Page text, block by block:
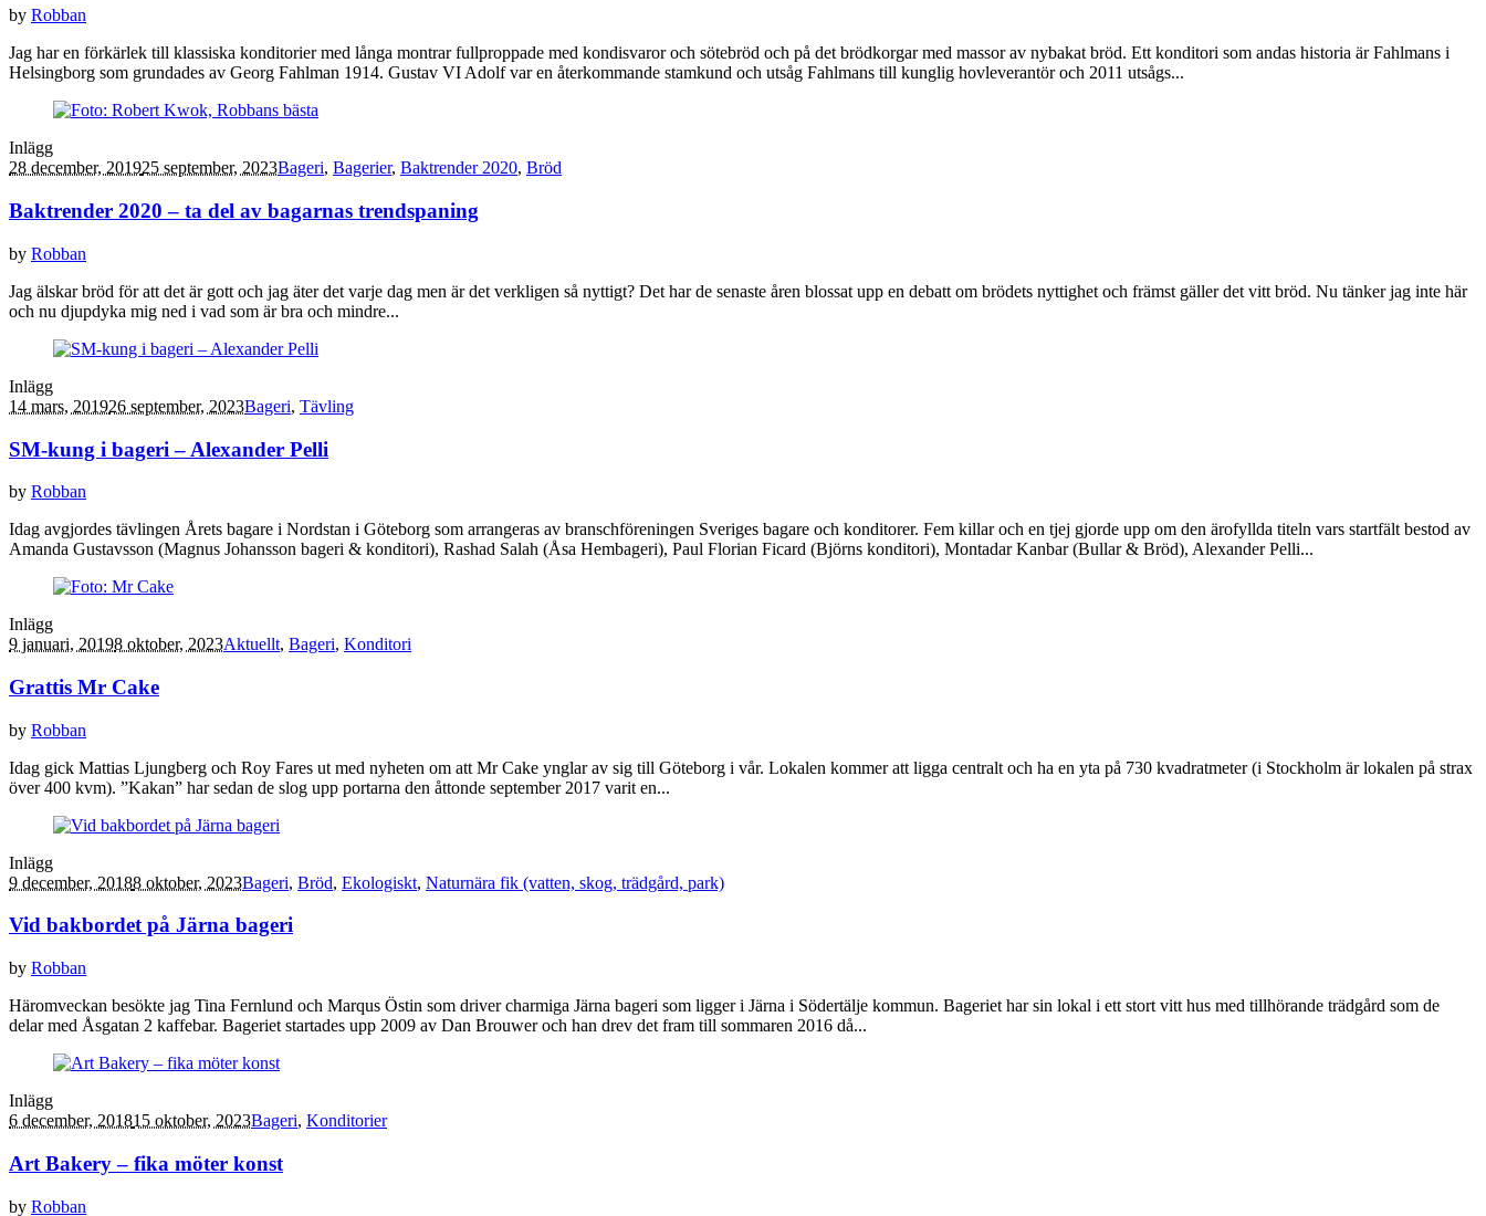
by Robban
Jag har en förkärlek till klassiska konditorier med långa montrar fullproppade med kondisvaror och sötebröd och på det brödkorgar med massor av nybakat bröd. Ett konditori som andas historia är Fahlmans i
Helsingborg som grundades av Georg Fahlman 1914. Gustav VI Adolf var en åter­kommande stamkund och utsåg Fahlmans till kunglig hovleverantör och 2011 utsågs...
Inlägg
28 december, 201925 september, 2023Bageri, Bagerier, Baktrender 2020, Bröd
Baktrender 2020 – ta del av bagarnas trendspaning
by Robban
Jag älskar bröd för att det är gott och jag äter det varje dag men är det verkligen så nyttigt? Det har de senaste åren blossat upp en debatt om brödets nyttighet och främst gäller det vitt bröd. Nu tänker jag inte här
och nu djupdyka mig ned i vad som är bra och mindre...
Inlägg
14 mars, 201926 september, 2023Bageri, Tävling
SM-kung i bageri – Alexander Pelli
by Robban
Idag avgjordes tävlingen Årets bagare i Nordstan i Göteborg som arrangeras av branschföreningen Sveriges bagare och konditorer. Fem killar och en tjej gjorde upp om den ärofyllda titeln vars startfält bestod av
Amanda Gustavsson (Magnus Johansson bageri & konditori), Rashad Salah (Åsa Hembageri), Paul Florian Ficard (Björns konditori), Montadar Kanbar (Bullar & Bröd), Alexander Pelli...
Inlägg
9 januari, 20198 oktober, 2023Aktuellt, Bageri, Konditori
Grattis Mr Cake
by Robban
Idag gick Mattias Ljungberg och Roy Fares ut med nyheten om att Mr Cake ynglar av sig till Göteborg i vår. Lokalen kommer att ligga centralt och ha en yta på 730 kvadratmeter (i Stockholm är lokalen på strax
över 400 kvm). ”Kakan” har sedan de slog upp portarna den åttonde september 2017 varit en...
Inlägg
9 december, 20188 oktober, 2023Bageri, Bröd, Ekologiskt, Naturnära fik (vatten, skog, trädgård, park)
Vid bakbordet på Järna bageri
by Robban
Häromveckan besökte jag Tina Fernlund och Marqus Östin som driver charmiga Järna bageri som ligger i Järna i Södertälje kommun. Bageriet har sin lokal i ett stort vitt hus med tillhörande trädgård som de
delar med Åsgatan 2 kaffebar. Bageriet startades upp 2009 av Dan Brouwer och han drev det fram till sommaren 2016 då...
Inlägg
6 december, 201815 oktober, 2023Bageri, Konditorier
Art Bakery – fika möter konst
by Robban